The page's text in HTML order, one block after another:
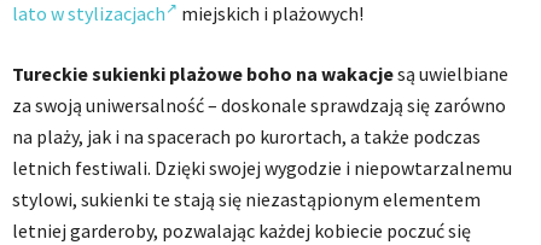
lato w stylizacjach
miejskich i plażowych!
Tureckie sukienki plażowe boho na wakacjesą uwielbiane
za swoją uniwersalność – doskonale sprawdzają się zarówno
na plaży, jak i na spacerach po kurortach, a także podczas
letnich festiwali. Dzięki swojej wygodzie i niepowtarzalnemu
stylowi, sukienki te stają się niezastąpionym elementem
letniej garderoby, pozwalając każdej kobiecie poczuć się